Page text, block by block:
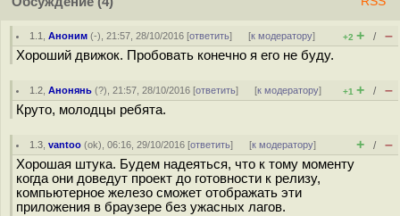
1.1 ,Аноним (-), 21:57, 28/10/2016 [ответить] [к модератору] +2 + / –
Хороший движок. Пробовать конечно я его не буду.
1.2 ,Анонянь (?), 21:57, 28/10/2016 [ответить] [к модератору] +1 + / –
Круто, молодцы ребята.
1.3 ,vantoo (ok), 06:16, 29/10/2016 [ответить] [к модератору] + / –
Хорошая штука. Будем надеяться, что к тому моменту
когда они доведут проект до готовности к релизу,
компьютерное железо сможет отображать эти
приложения в браузере без ужасных лагов.